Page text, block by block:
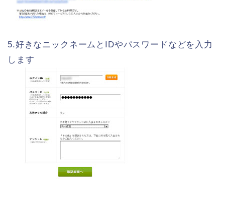
5.好きなニックネームとIDやパスワードなどを入力
します